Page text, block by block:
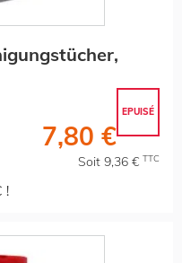
EPUISÉ
7,80 €
Soit 9,36 € TTC
!